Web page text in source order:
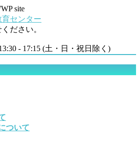
site
センター
ださい。
- 17:15 (土・日・祝日除く)
ついて